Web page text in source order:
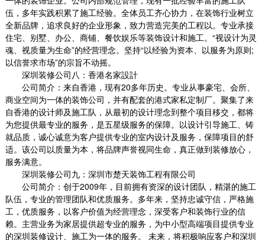
伍，多年实践积累了施工经验。全体员工齐心协力，在装饰行业树立
全新品牌，追求良好的企业形象，致力营造完美的工程以。专业承接
住宅、别墅、办公、商铺、餐饮娱乐等装饰设计和施工。“视设计为灵
魂、视质量为生命”的经营理念。坚持“以经验为资本、以服务为原则;
以信誉求市场”的宗旨不动摇。
深圳装修公司八：香港名家設計
公司简介：来自香港，现有20多年历史。专业从事豪宅、会所、
商业空间为一体的装饰公司，并有配套的港式家私定制厂。聚集了来
自香港的设计师及施工队，从最初的设计理念到整个项目移交，都将
为您提供最专业的服务，是五星级服务的保障。以设计引导施工、铸
就品质，诚心诚意为客户提供专业的室内设计及服务，保障项目的舒
适。该公司以质量为本，将品牌声誉视同生命，真正做到装修放心，
服务满意。
深圳装修公司九：深圳市楚天装饰工程有限公司
公司简介：创于2009年，目前拥有资深的设计团队，精湛的施工
队伍，专业的管理团队和优质服务。多年来，坚持忠诚守信，严格施
工，优质服务，以客户价值为经营理念，深受客户和装饰行业的信
赖。主营业务为家居提供超专业的服务，为中小型高端项目提供专业
的深圳装修设计、施工为一体的服务。 未来，将积极响应客户和深圳